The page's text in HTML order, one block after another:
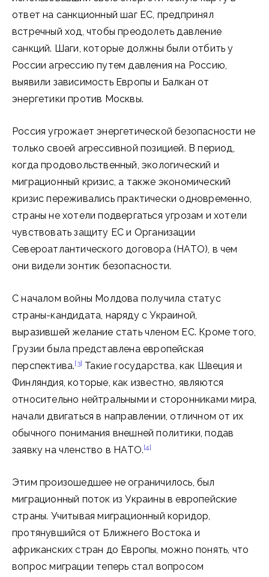
ответ на санкционный шаг ЕС, предпринял
встречный ход, чтобы преодолеть давление
санкций. Шаги, которые должны были отбить у
России агрессию путем давления на Россию,
выявили зависимость Европы и Балкан от
энергетики против Москвы.
Россия угрожает энергетической безопасности не
только своей агрессивной позицией. В период,
когда продовольственный, экологический и
миграционный кризис, а также экономический
кризис переживались практически одновременно,
страны не хотели подвергаться угрозам и хотели
чувствовать защиту ЕС и Организации
Североатлантического договора (НАТО), в чем
они видели зонтик безопасности.
С началом войны Молдова получила статус
страны-кандидата, наряду с Украиной,
выразившей желание стать членом ЕС. Кроме того,
Грузии была представлена европейская
перспектива.[3] Такие государства, как Швеция и
Финляндия, которые, как известно, являются
относительно нейтральными и сторонниками мира,
начали двигаться в направлении, отличном от их
обычного понимания внешней политики, подав
заявку на членство в НАТО.[4]
Этим произошедшее не ограничилось, был
миграционный поток из Украины в европейские
страны. Учитывая миграционный коридор,
протянувшийся от Ближнего Востока и
африканских стран до Европы, можно понять, что
вопрос миграции теперь стал вопросом